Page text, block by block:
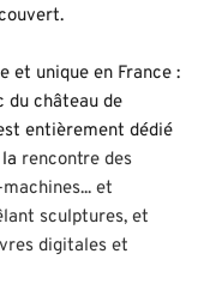
du château de
entièrement dédié
rencontre des
et
sculptures, et
digitales et